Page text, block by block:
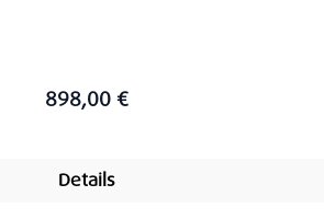
898,00 €
Details